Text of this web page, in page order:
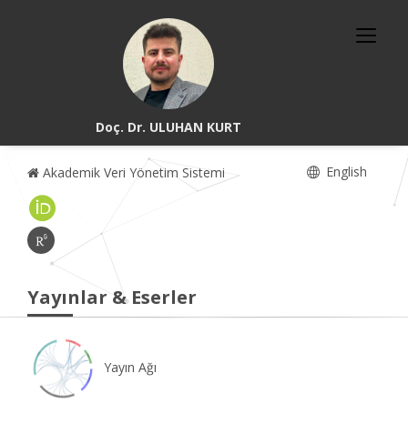
Doç. Dr. ULUHAN KURT
Akademik Veri Yönetim Sistemi English
Yayınlar & Eserler
Yayın Ağı